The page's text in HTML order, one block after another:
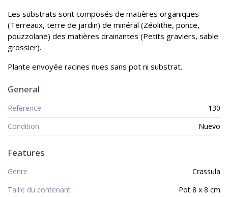
Les substrats sont composés de matières organiques
(Terreaux, terre de jardin) de minéral (Zéolithe, ponce,
pouzzolane) des matières drainantes (Petits graviers, sable
grossier).
Plante envoyée racines nues sans pot ni substrat.
General
Reference
130
Condition
Nuevo
Features
Genre
Crassula
Taille du contenant
Pot 8 x 8 cm